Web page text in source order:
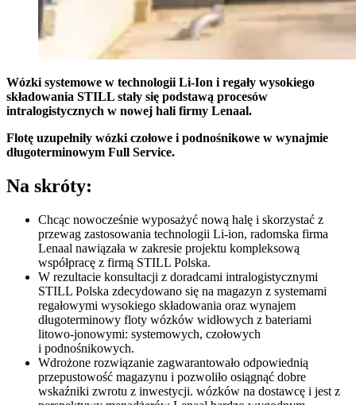
Wózki systemowe w technologii Li-Ion i regały wysokiego
składowania STILL stały się podstawą procesów
intralogistycznych w nowej hali firmy Lenaal.
Flotę uzupełniły wózki czołowe i podnośnikowe w wynajmie
długoterminowym Full Service.
Na skróty:
Chcąc nowocześnie wyposażyć nową halę i skorzystać z
przewag zastosowania technologii Li-ion, radomska firma
Lenaal nawiązała w zakresie projektu kompleksową
współpracę z firmą STILL Polska.
W rezultacie konsultacji z doradcami intralogistycznymi
STILL Polska zdecydowano się na magazyn z systemami
regałowymi wysokiego składowania oraz wynajem
długoterminowy floty wózków widłowych z bateriami
litowo-jonowymi: systemowych, czołowych
i podnośnikowych.
Wdrożone rozwiązanie zagwarantowało odpowiednią
przepustowość magazynu i pozwoliło osiągnąć dobre
wskaźniki zwrotu z inwestycji. wózków na dostawcę i jest z